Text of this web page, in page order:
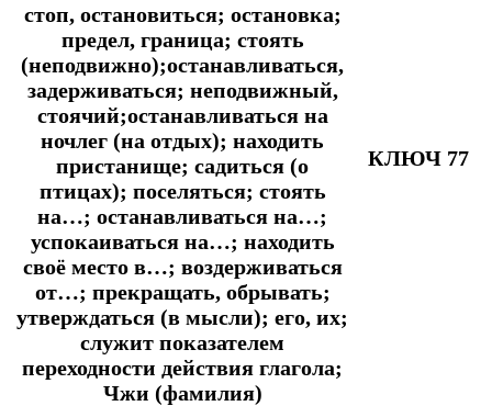
стоп, остановиться; остановка;
предел, граница; стоять
(неподвижно);останавливаться,
задерживаться; неподвижный,
стоячий;останавливаться на
ночлег (на отдых); находить
пристанище; садиться (о
птицах); поселяться; стоять
на…; останавливаться на…;
успокаиваться на…; находить
своё место в…; воздерживаться
от…; прекращать, обрывать;
утверждаться (в мысли); его, их;
служит показателем
переходности действия глагола;
Чжи (фамилия)
КЛЮЧ 77